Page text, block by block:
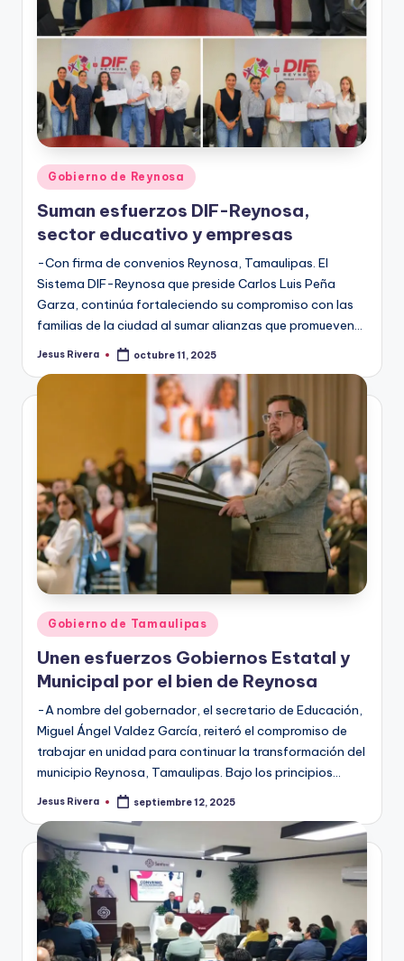
Publicado
en
Gobierno de Reynosa
Suman esfuerzos DIF-Reynosa,
sector educativo y empresas
-Con firma de convenios Reynosa, Tamaulipas. El
Sistema DIF-Reynosa que preside Carlos Luis Peña
Garza, continúa fortaleciendo su compromiso con las
familias de la ciudad al sumar alianzas que promueven…
Publicado
Jesus Rivera octubre 11, 2025
Publicado
en
Gobierno de Tamaulipas
Unen esfuerzos Gobiernos Estatal y
Municipal por el bien de Reynosa
-A nombre del gobernador, el secretario de Educación,
Miguel Ángel Valdez García, reiteró el compromiso de
trabajar en unidad para continuar la transformación del
municipio Reynosa, Tamaulipas. Bajo los principios…
Publicado
Jesus Rivera septiembre 12, 2025